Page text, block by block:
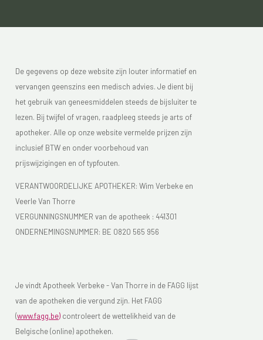
De gegevens op deze website zijn louter informatief en
vervangen geenszins een medisch advies. Je dient bij
het gebruik van geneesmiddelen steeds de bijsluiter te
lezen. Bij twijfel of vragen, raadpleeg steeds je arts of
apotheker. Alle op onze website vermelde prijzen zijn
inclusief BTW en onder voorbehoud van
prijswijzigingen en of typfouten.
VERANTWOORDELIJKE APOTHEKER: Wim Verbeke en
Veerle Van Thorre
VERGUNNINGSNUMMER van de apotheek : 441301
ONDERNEMINGSNUMMER: BE 0820 565 956
Je vindt Apotheek Verbeke - Van Thorre in de FAGG lijst
van de apotheken die vergund zijn. Het FAGG
(www.fagg.be) controleert de wettelikheid van de
Belgische (online) apotheken.